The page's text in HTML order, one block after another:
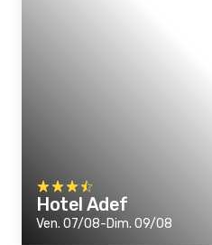
Hotel Adef
Ven. 07/08-Dim. 09/08